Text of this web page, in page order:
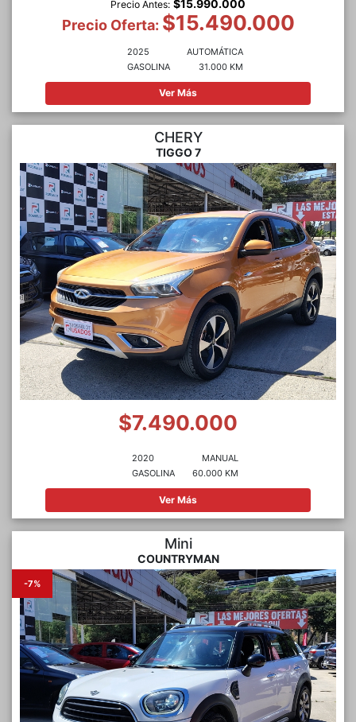
Precio Antes: $15.990.000
Precio Oferta: $15.490.000
2025
GASOLINA
AUTOMÁTICA
31.000 KM
Ver Más
CHERY
TIGGO 7
$7.490.000
2020
GASOLINA
MANUAL
60.000 KM
Ver Más
Mini
COUNTRYMAN
-7%